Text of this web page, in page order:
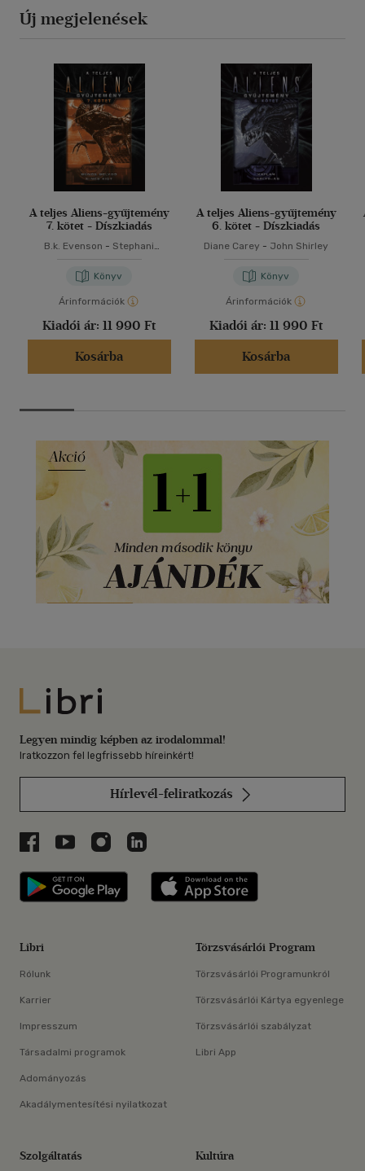
Új megjelenések
A teljes Aliens-gyűjtemény
7. kötet - Díszkiadás
B.k. Evenson - Stephani
Könyv
Árinformációk
Kiadói ár: 11 990 Ft
Kosárba
A teljes Aliens-gyűjtemény
6. kötet - Díszkiadás
Diane Carey - John Shirley
Könyv
Árinformációk
Kiadói ár: 11 990 Ft
Kosárba
Libri
Legyen mindig képben az irodalommal!
Iratkozzon fel legfrissebb híreinkért!
Hírlevél-feliratkozás
Libri a Facebookon
Libri a Youtube-on
Libri az Instagramon
Libri a LinkedInen
Libri applikáció Szerezd meg: Google
Libri
Rólunk
Karrier
Impresszum
Társadalmi programok
Adományozás
Akadálymentesítési nyilatkozat
Törzsvásárlói Program
Törzsvásárlói Programunkról
Törzsvásárlói Kártya egyenlege
Törzsvásárlói szabályzat
Libri App
Szolgáltatás Kultúra